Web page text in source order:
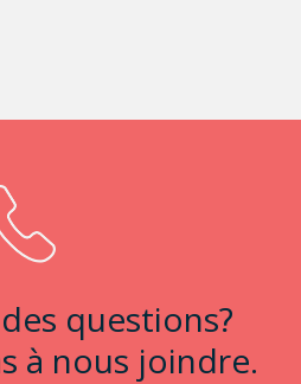
questions?
à nous joindre.